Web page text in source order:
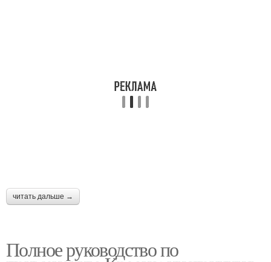
читать дальше →
Полное руководство по